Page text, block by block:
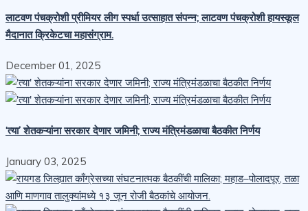
लाटवण पंचक्रोशी प्रीमियर लीग स्पर्धा उत्साहात संपन्न; लाटवण पंचक्रोशी हायस्कूल
मैदानात क्रिकेटचा महासंग्राम.
December 01, 2025
‘त्या’ शेतकऱ्यांना सरकार देणार जमिनी; राज्य मंत्रिमंडळाचा बैठकीत निर्णय
January 03, 2025